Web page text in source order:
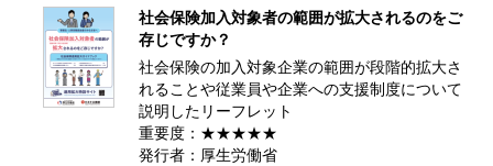
社会保険加入対象者の範囲が拡大されるのをご
存じですか？
社会保険の加入対象企業の範囲が段階的拡大さ
れることや従業員や企業への支援制度について
説明したリーフレット
重要度：★★★★★
発行者：厚生労働省